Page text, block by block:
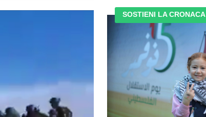
SOSTIENI LA CRONACA